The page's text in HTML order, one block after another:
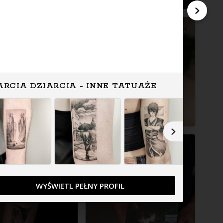
DZIARCIA - INNE TATUAŻE
WYŚWIETL PEŁNY PROFIL